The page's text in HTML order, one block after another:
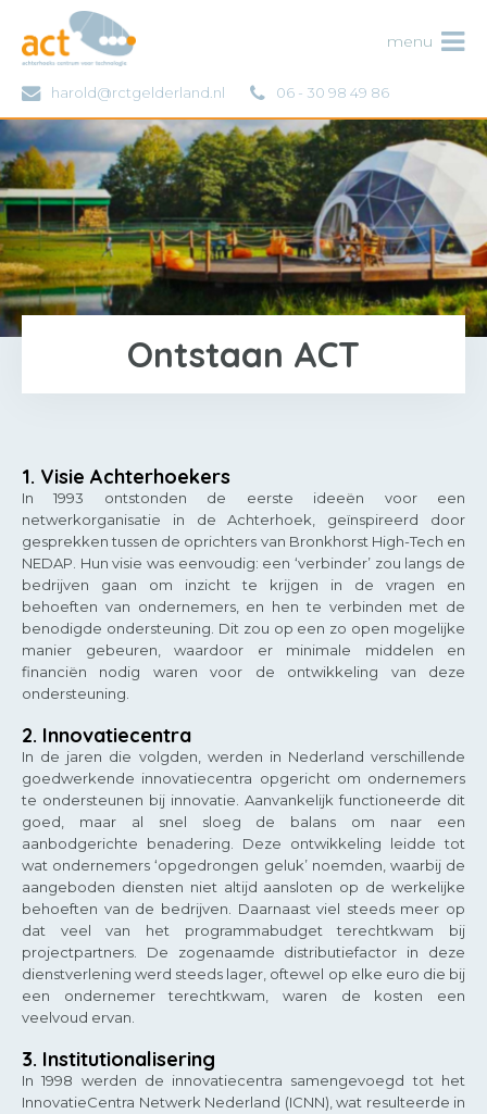
harold@rctgelderland.nl 06 - 30 98 49 86
ACT
Ontstaan ACT
1. Visie Achterhoekers
In 1993 ontstonden de eerste ideeën voor een
netwerkorganisatie in de Achterhoek, geïnspireerd door
gesprekken tussen de oprichters van Bronkhorst High-Tech en
NEDAP. Hun visie was eenvoudig: een ‘verbinder’ zou langs de
bedrijven gaan om inzicht te krijgen in de vragen en
behoeften van ondernemers, en hen te verbinden met de
benodigde ondersteuning. Dit zou op een zo open mogelijke
manier gebeuren, waardoor er minimale middelen en
financiën nodig waren voor de ontwikkeling van deze
ondersteuning.
2. Innovatiecentra
In de jaren die volgden, werden in Nederland verschillende
goedwerkende innovatiecentra opgericht om ondernemers
te ondersteunen bij innovatie. Aanvankelijk functioneerde dit
goed, maar al snel sloeg de balans om naar een
aanbodgerichte benadering. Deze ontwikkeling leidde tot
wat ondernemers ‘opgedrongen geluk’ noemden, waarbij de
aangeboden diensten niet altijd aansloten op de werkelijke
behoeften van de bedrijven. Daarnaast viel steeds meer op
dat veel van het programmabudget terechtkwam bij
projectpartners. De zogenaamde distributiefactor in deze
dienstverlening werd steeds lager, oftewel op elke euro die bij
een ondernemer terechtkwam, waren de kosten een
veelvoud ervan.
3. Institutionalisering
In 1998 werden de innovatiecentra samengevoegd tot het
InnovatieCentra Netwerk Nederland (ICNN), wat resulteerde in
menu